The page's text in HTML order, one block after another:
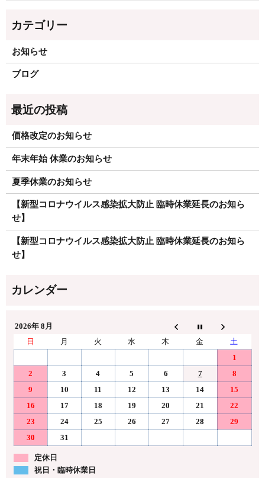
お知らせ
ブログ
価格改定のお知らせ
年末年始 休業のお知らせ
夏季休業のお知らせ
【新型コロナウイルス感染拡大防止 臨時休業延長のお知ら
せ】
【新型コロナウイルス感染拡大防止 臨時休業延長のお知ら
せ】
2026年 8月
日
月 火 水 木 金
土
1
2
3 4 5 6 7
8
9
10 11 12 13 14
15
16
17 18 19 20 21
22
23
24 25 26 27 28
29
30
31
定休日
祝日・臨時休業日